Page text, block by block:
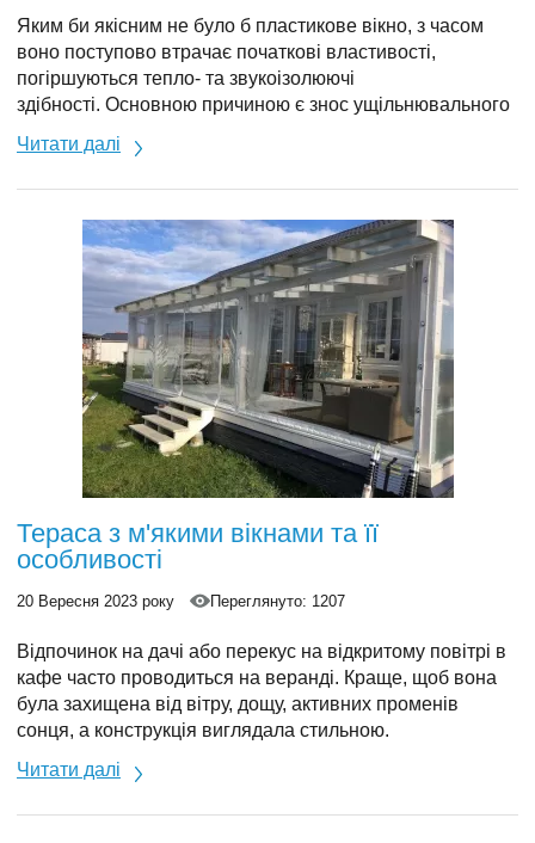
Яким би якісним не було б пластикове вікно, з часом
воно поступово втрачає початкові властивості,
погіршуються тепло- та звукоізолюючі
здібності. Основною причиною є знос ущільнювального
Читати далі
Тераса з м'якими вікнами та її
особливості
20 Вересня 2023 року Переглянуто: 1207
Відпочинок на дачі або перекус на відкритому повітрі в
кафе часто проводиться на веранді. Краще, щоб вона
була захищена від вітру, дощу, активних променів
сонця, а конструкція виглядала стильною.
Читати далі